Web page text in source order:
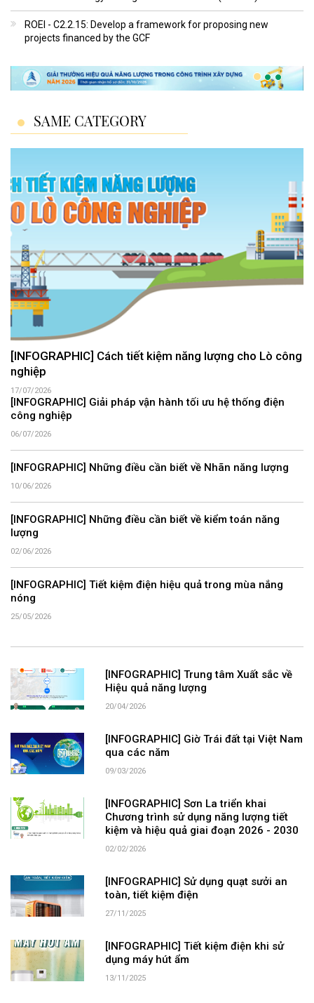
ROEI - C2.2.15: Develop a framework for proposing new
projects financed by the GCF
SAME CATEGORY
[INFOGRAPHIC] Cách tiết kiệm năng lượng cho Lò công
nghiệp
17/07/2026
[INFOGRAPHIC] Giải pháp vận hành tối ưu hệ thống điện
công nghiệp
06/07/2026
[INFOGRAPHIC] Những điều cần biết về Nhãn năng lượng
10/06/2026
[INFOGRAPHIC] Những điều cần biết về kiểm toán năng
lượng
02/06/2026
[INFOGRAPHIC] Tiết kiệm điện hiệu quả trong mùa nắng
nóng
25/05/2026
[INFOGRAPHIC] Trung tâm Xuất sắc về
Hiệu quả năng lượng
20/04/2026
[INFOGRAPHIC] Giờ Trái đất tại Việt Nam
qua các năm
09/03/2026
[INFOGRAPHIC] Sơn La triển khai
Chương trình sử dụng năng lượng tiết
kiệm và hiệu quả giai đoạn 2026 - 2030
02/02/2026
[INFOGRAPHIC] Sử dụng quạt sưởi an
toàn, tiết kiệm điện
27/11/2025
[INFOGRAPHIC] Tiết kiệm điện khi sử
dụng máy hút ẩm
13/11/2025